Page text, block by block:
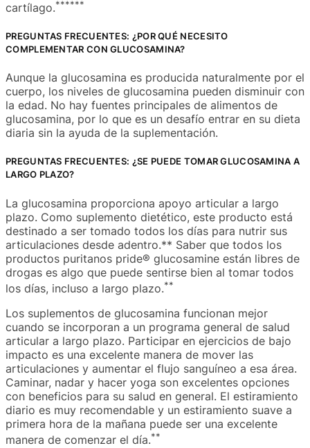
cartílago.******
PREGUNTAS FRECUENTES: ¿POR QUÉ NECESITO
COMPLEMENTAR CON GLUCOSAMINA?
Aunque la glucosamina es producida naturalmente por el
cuerpo, los niveles de glucosamina pueden disminuir con
la edad. No hay fuentes principales de alimentos de
glucosamina, por lo que es un desafío entrar en su dieta
diaria sin la ayuda de la suplementación.
PREGUNTAS FRECUENTES: ¿SE PUEDE TOMAR GLUCOSAMINA A
LARGO PLAZO?
La glucosamina proporciona apoyo articular a largo
plazo. Como suplemento dietético, este producto está
destinado a ser tomado todos los días para nutrir sus
articulaciones desde adentro.** Saber que todos los
productos puritanos pride® glucosamine están libres de
drogas es algo que puede sentirse bien al tomar todos
los días, incluso a largo plazo.**
Los suplementos de glucosamina funcionan mejor
cuando se incorporan a un programa general de salud
articular a largo plazo. Participar en ejercicios de bajo
impacto es una excelente manera de mover las
articulaciones y aumentar el flujo sanguíneo a esa área.
Caminar, nadar y hacer yoga son excelentes opciones
con beneficios para su salud en general. El estiramiento
diario es muy recomendable y un estiramiento suave a
primera hora de la mañana puede ser una excelente
manera de comenzar el día.**